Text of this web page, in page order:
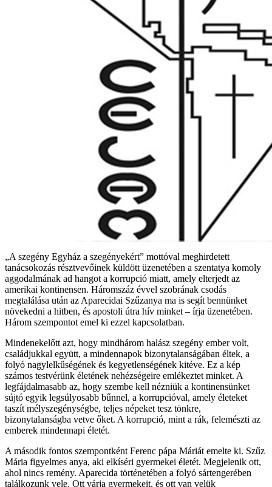
„A szegény Egyház a szegényekért” mottóval meghirdetett
tanácsokozás résztvevőinek küldött üzenetében a szentatya komoly
aggodalmának ad hangot a korrupció miatt, amely elterjedt az
amerikai kontinensen. Háromszáz évvel szobrának csodás
megtalálása után az Aparecidai Szűzanya ma is segít bennünket
növekedni a hitben, és apostoli útra hív minket – írja üzenetében.
Három szempontot emel ki ezzel kapcsolatban.
Mindenekelőtt azt, hogy mindhárom halász szegény ember volt,
családjukkal együtt, a mindennapok bizonytalanságában éltek, a
folyó nagylelkűségének és kegyetlenségének kitéve. Ez a kép
számos testvérünk életének nehézségeire emlékeztet minket. A
legfájdalmasabb az, hogy szembe kell nézniük a kontinensünket
sújtó egyik legsúlyosabb bűnnel, a korrupcióval, amely életeket
taszít mélyszegénységbe, teljes népeket tesz tönkre,
bizonytalanságba vetve őket. A korrupció, mint a rák, felemészti az
emberek mindennapi életét.
A második fontos szempontként Ferenc pápa Máriát emelte ki. Szűz
Mária figyelmes anya, aki elkíséri gyermekei életét. Megjelenik ott,
ahol nincs remény. Aparecida történetében a folyó sártengerében
találkozunk vele. Ott várja gyermekeit, és ott van velük